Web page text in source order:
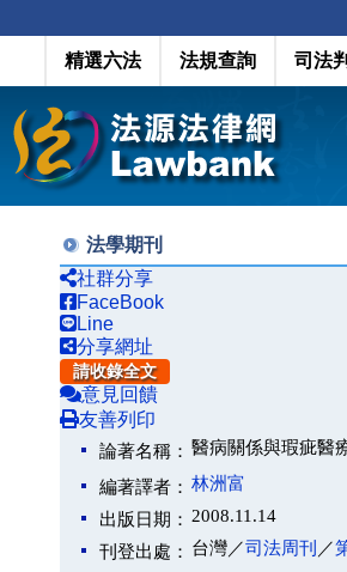
精選六法 法規查詢 司法
法學期刊
社群分享
FaceBook
Line
分享網址
請收錄全文
意見回饋
友善列印
論著名稱： 醫病關係與瑕疵醫
編著譯者： 林洲富
出版日期： 2008.11.14
刊登出處： 台灣／司法周刊 ／